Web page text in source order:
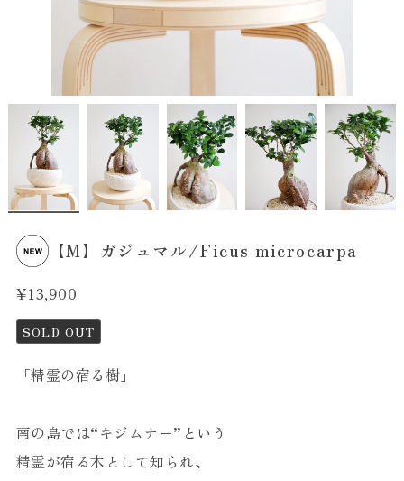
【M】ガジュマル/Ficus microcarpa
¥13,900
SOLD OUT
「精霊の宿る樹」
南の島では“キジムナー”という
精霊が宿る木として知られ、